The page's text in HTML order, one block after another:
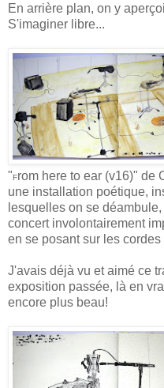
En arrière plan, on y
S'imaginer libre...
"From here to ear (v16)" de
une installation poétique,
lesquelles on se
concert involontairement
en se posant sur les cordes
J'avais déjà vu et aimé ce
exposition passée, là en
encore plus beau!